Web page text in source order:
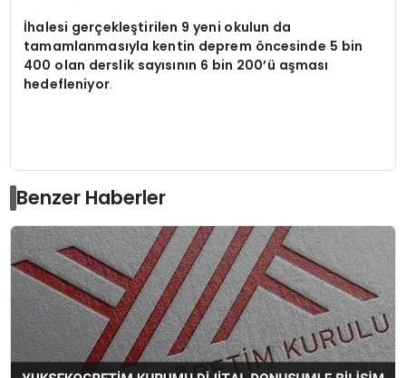
İhalesi gerçekleştirilen 9 yeni okulun da
tamamlanmasıyla kentin deprem öncesinde 5 bin
400 olan derslik sayısının 6 bin 200’ü aşması
hedefleniyor.
Benzer Haberler